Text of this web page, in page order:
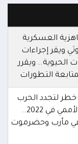
العسكرية
ويقر إجراءات
الحيوية.. ويقرر
التطورات
خطر لتجدد الحرب
الشاملة منذ وقف إطلاق النار الأممي في 2022..
في مأرب وحضرموت